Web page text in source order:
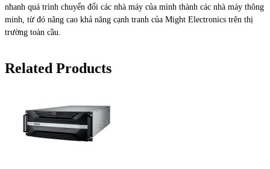
nhanh quá trình chuyển đổi các nhà máy của mình thành các nhà máy thông
minh, từ đó nâng cao khả năng cạnh tranh của Might Electronics trên thị
trường toàn cầu.
Related Products